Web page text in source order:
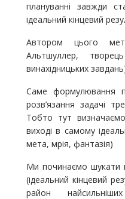
плануванні завжди
ідеальний кінцевий
Автором цього
Альтшуллер,
винахідницьких
Саме формулювання
розв’язання задачі
Тобто тут
виході в самому
мета, мрія, фантазія)
Ми починаємо шукати
(ідеальний кінцевий
район